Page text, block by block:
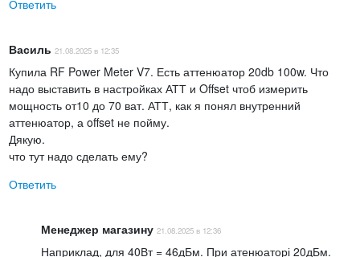
Процесс сохранения выбранных настроек:
Ответить
Василь 21.08.2025 в 12:35
Купила RF Power Meter V7. Есть аттенюатор 20db 100w. Что
надо выставить в настройках АТТ и Offset чтоб измерить
мощность от10 до 70 ват. АТТ, как я понял внутренний
аттенюатор, а offset не пойму.
Дякую.
что тут надо сделать ему?
Ответить
Менеджер магазину 21.08.2025 в 12:36
Наприклад, для 40Вт = 46дБм. При атенюаторі 20дБм.